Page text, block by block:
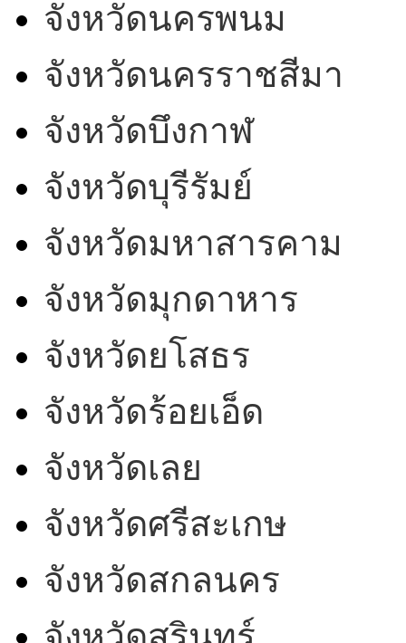
จังหวัดนครพนม
จังหวัดนครราชสีมา
จังหวัดบึงกาฬ
จังหวัดบุรีรัมย์
จังหวัดมหาสารคาม
จังหวัดมุกดาหาร
จังหวัดยโสธร
จังหวัดร้อยเอ็ด
จังหวัดเลย
จังหวัดศรีสะเกษ
จังหวัดสกลนคร